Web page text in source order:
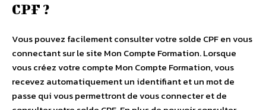
CPF ?
Vous pouvez facilement consulter votre solde CPF en vous
connectant sur le site Mon Compte Formation. Lorsque
vous créez votre compte Mon Compte Formation, vous
recevez automatiquement un identifiant et un mot de
passe qui vous permettront de vous connecter et de